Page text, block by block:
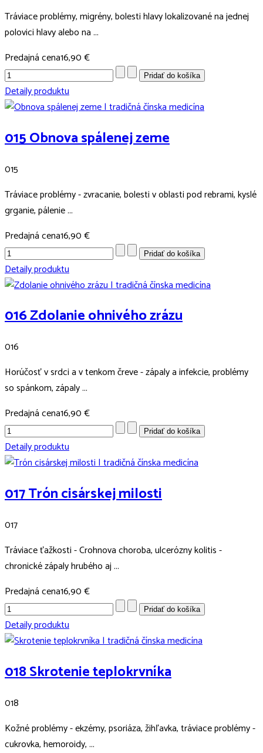
Tráviace problémy, migrény, bolesti hlavy lokalizované na jednej
polovici hlavy alebo na ...
Predajná cena16,90 €
Detaily produktu
015 Obnova spálenej zeme
015
Tráviace problémy - zvracanie, bolesti v oblasti pod rebrami, kyslé
grganie, pálenie ...
Predajná cena16,90 €
Detaily produktu
016 Zdolanie ohnivého zrázu
016
Horúčosť v srdci a v tenkom čreve - zápaly a infekcie, problémy
so spánkom, zápaly ...
Predajná cena16,90 €
Detaily produktu
017 Trón cisárskej milosti
017
Tráviace ťažkosti - Crohnova choroba, ulcerózny kolitis -
chronické zápaly hrubého aj ...
Predajná cena16,90 €
Detaily produktu
018 Skrotenie teplokrvníka
018
Kožné problémy - ekzémy, psoriáza, žihľavka, tráviace problémy -
cukrovka, hemoroidy, ...